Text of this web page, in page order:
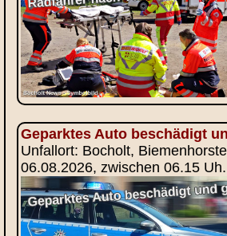
Geparktes Auto beschädigt
Unfallort: Bocholt,
06.08.2026, zwischen 06.15